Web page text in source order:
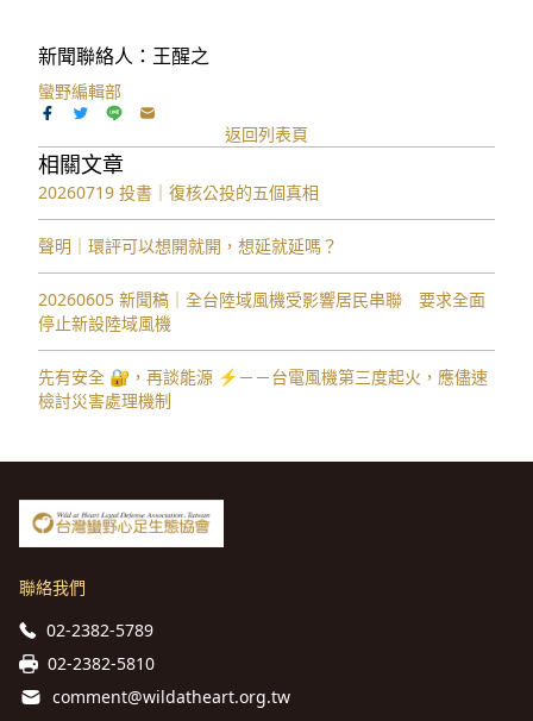
新聞聯絡人：王醒之
蠻野編輯部
返回列表頁
相關文章
20260719 投書｜復核公投的五個真相
聲明｜環評可以想開就開，想延就延嗎？
20260605 新聞稿｜全台陸域風機受影響居民串聯 要求全面
停止新設陸域風機
先有安全 🔐，再談能源 ⚡️－－台電風機第三度起火，應儘速
檢討災害處理機制
聯絡我們
02-2382-5789
02-2382-5810
comment@wildatheart.org.tw